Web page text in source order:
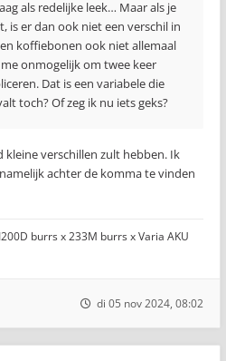
als redelijke leek… Maar als je
is er dan ook niet een verschil in
koffiebonen ook niet allemaal
onmogelijk om twee keer
Dat is een variabele die
toch? Of zeg ik nu iets geks?
verschillen zult hebben. Ik
achter de komma te vinden
burrs x 233M burrs x Varia AKU
di 05 nov 2024, 08:02